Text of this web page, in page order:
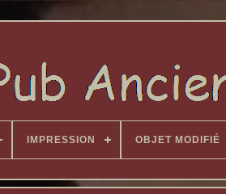
IMPRESSION OBJET MODIFIÉ